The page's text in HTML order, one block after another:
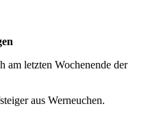
am letzten Wochenende der
aus Werneuchen.